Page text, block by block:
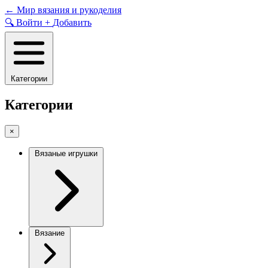
Skip
to
content
← Мир вязания и рукоделия
🔍 Войти + Добавить
Категории
Категории
×
Вязаные игрушки
Вязание